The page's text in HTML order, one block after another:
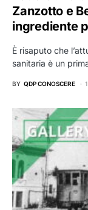
Zanzotto e
ingrediente
È risaputo che
sanitaria è un
BY QDP CONOSCERE